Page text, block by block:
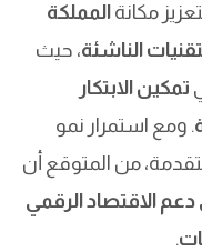
مكانة المملكة
الناشئة، حيث
تمكين الابتكار
. ومع استمرار نمو
من المتوقع أن
دعم الاقتصاد الرقمي
.